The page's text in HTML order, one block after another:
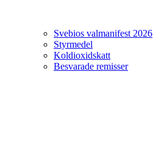
Svebios valmanifest 2026
Styrmedel
Koldioxidskatt
Besvarade remisser